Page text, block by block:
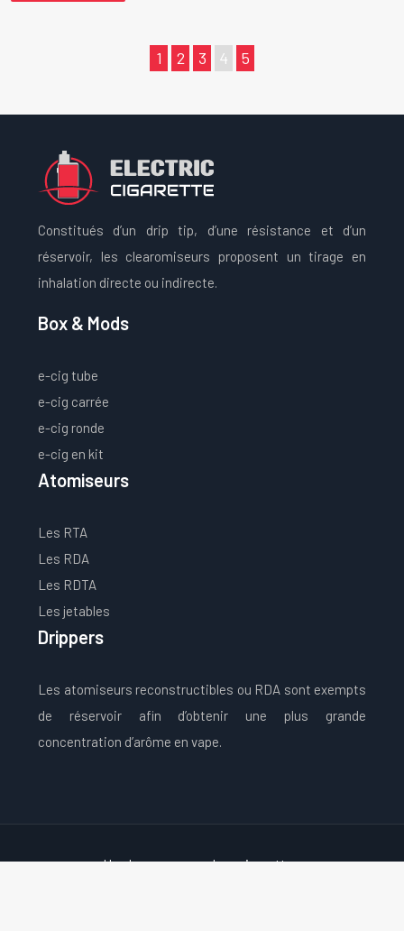
1 2 3 4 5
Constitués d’un drip tip, d’une résistance et d’un
réservoir, les clearomiseurs proposent un tirage en
inhalation directe ou indirecte.
Box & Mods
e-cig tube
e-cig carrée
e-cig ronde
e-cig en kit
Atomiseurs
Les RTA
Les RDA
Les RDTA
Les jetables
Drippers
Les atomiseurs reconstructibles ou RDA sont exempts
de réservoir afin d’obtenir une plus grande
concentration d’arôme en vape.
Une large gamme de e-cigarettes